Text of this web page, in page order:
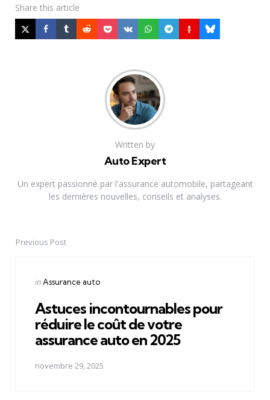
Share this article
Written by
Auto Expert
Un expert passionné par l'assurance automobile, partageant
les dernières nouvelles, conseils et analyses.
PostPrevious Post
Posted
inAssurance auto
Astuces incontournables pour
réduire le coût de votre
assurance auto en 2025
novembre 29, 2025